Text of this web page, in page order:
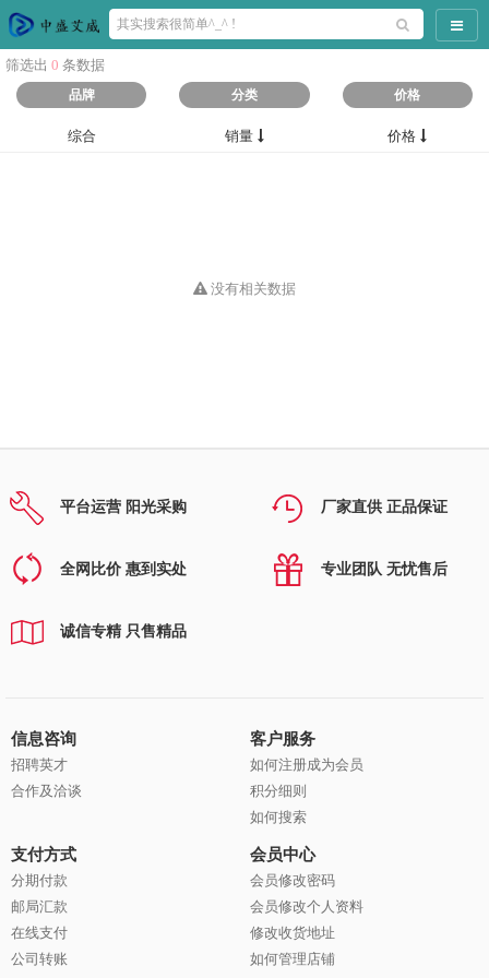
导航
筛选出 0 条数据
品牌 分类 价格
综合 销量 价格
没有相关数据
平台运营 阳光采购 厂家直供 正品保证
全网比价 惠到实处 专业团队 无忧售后
诚信专精 只售精品
信息咨询
招聘英才
合作及洽谈
客户服务
如何注册成为会员
积分细则
如何搜索
支付方式
分期付款
邮局汇款
在线支付
公司转账
会员中心
会员修改密码
会员修改个人资料
修改收货地址
如何管理店铺